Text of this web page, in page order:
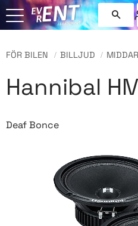
FÖR BILEN BILLJUD MIDDAR
Hannibal
Deaf Bonce